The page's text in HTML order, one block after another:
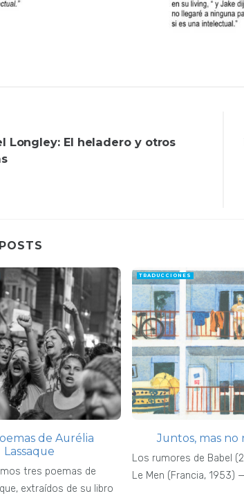
Longley: El heladero y otros
de Aurélia
Lassaque
tres poemas de
extraídos de su libro
TRADUCCIONES
Juntos, mas no
Los rumores de Babel
Le Men (Francia, 1953)